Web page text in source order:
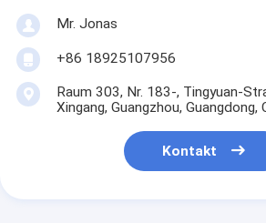
Mr. Jonas
+86 18925107956
Raum 303, Nr. 183-, Tingyuan-
Xingang, Guangzhou, Guangdong,
Kontakt